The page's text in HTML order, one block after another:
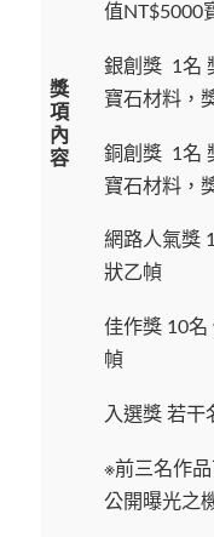
獎
項
內
容
值NT$5000
銀創獎 1名
寶石材料，
銅創獎 1名
寶石材料，
網路人氣獎
狀乙幀
佳作獎 10名
幀
入選獎 若干
※前三名作
公開曝光之